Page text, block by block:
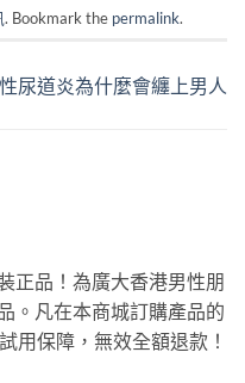
. Bookmark the permalink.
尿道炎為什麼會纏上男人
正品！為廣大香港男性朋
。凡在本商城訂購產品的
用保障，無效全額退款！